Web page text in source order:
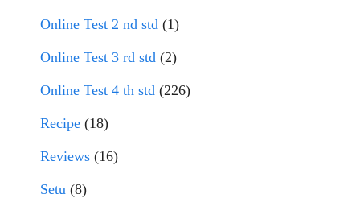
Online Test 2 nd std (1)
Online Test 3 rd std (2)
Online Test 4 th std (226)
Recipe (18)
Reviews (16)
Setu (8)